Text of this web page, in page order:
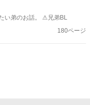
い弟のお話。 ⚠兄弟BL
180ページ